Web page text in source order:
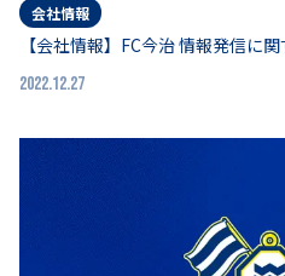
会社情報
【会社情報】FC今治 情報発信に
2022.12.27